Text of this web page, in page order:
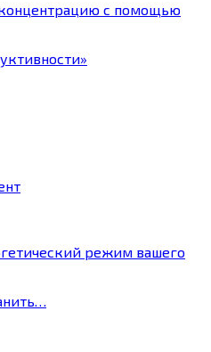
с помощью
режим вашего